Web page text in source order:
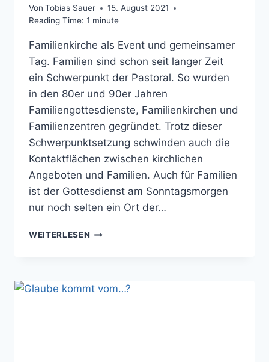
Von Tobias Sauer
15. August 2021
Reading Time: 1 minute
Familienkirche als Event und gemeinsamer
Tag. Familien sind schon seit langer Zeit
ein Schwerpunkt der Pastoral. So wurden
in den 80er und 90er Jahren
Familiengottesdienste, Familienkirchen und
Familienzentren gegründet. Trotz dieser
Schwerpunktsetzung schwinden auch die
Kontaktflächen zwischen kirchlichen
Angeboten und Familien. Auch für Familien
ist der Gottesdienst am Sonntagsmorgen
nur noch selten ein Ort der…
WEITERLESEN ÜBERRASCHUNGSKIRCHE